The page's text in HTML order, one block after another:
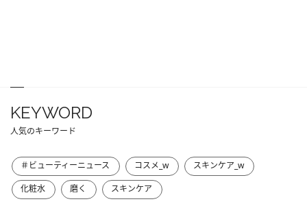
KEYWORD
人気のキーワード
＃ビューティーニュース コスメ_w
スキンケア_w
化粧水
磨く スキンケア